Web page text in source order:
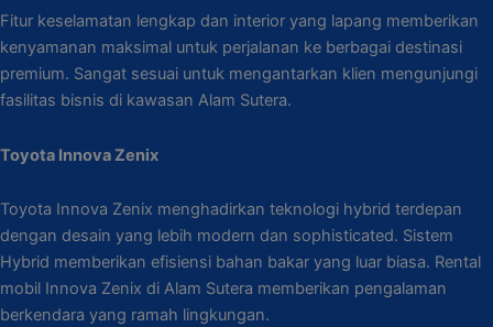
Fitur keselamatan lengkap dan interior yang lapang memberikan
kenyamanan maksimal untuk perjalanan ke berbagai destinasi
premium. Sangat sesuai untuk mengantarkan klien mengunjungi
fasilitas bisnis di kawasan Alam Sutera.
Toyota Innova Zenix
Toyota Innova Zenix menghadirkan teknologi hybrid terdepan
dengan desain yang lebih modern dan sophisticated. Sistem
Hybrid memberikan efisiensi bahan bakar yang luar biasa. Rental
mobil Innova Zenix di Alam Sutera memberikan pengalaman
berkendara yang ramah lingkungan.